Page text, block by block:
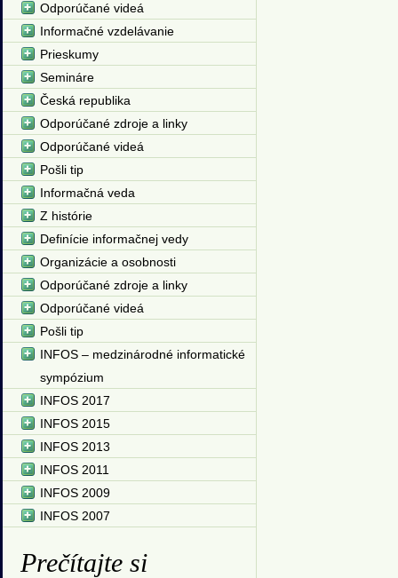
Odporúčané videá
Informačné vzdelávanie
Prieskumy
Semináre
Česká republika
Odporúčané zdroje a linky
Odporúčané videá
Pošli tip
Informačná veda
Z histórie
Definície informačnej vedy
Organizácie a osobnosti
Odporúčané zdroje a linky
Odporúčané videá
Pošli tip
INFOS – medzinárodné informatické
sympózium
INFOS 2017
INFOS 2015
INFOS 2013
INFOS 2011
INFOS 2009
INFOS 2007
Prečítajte si